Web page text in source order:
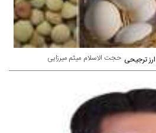
حجت الاسلام میثم میرزایی ترجیحی